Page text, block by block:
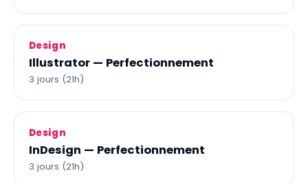
Design
Illustrator — Perfectionnement
3 jours (21h)
Design
InDesign — Perfectionnement
3 jours (21h)